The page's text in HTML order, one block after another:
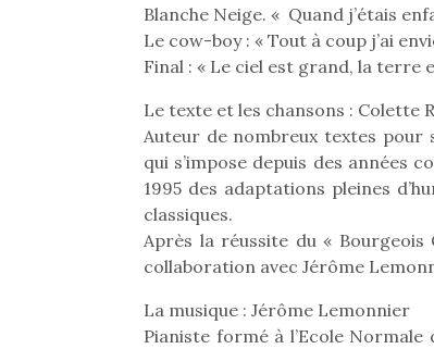
Blanche Neige. « Quand j’étais
Le cow-boy : « Tout à coup j’ai
Final : « Le ciel est grand, la terre
Le texte et les chansons : Colette
Auteur de nombreux textes pour
qui s’impose depuis des années
1995 des adaptations pleines
classiques.
Après la réussite du «
collaboration avec Jérôme
La musique : Jérôme Lemonnier
Pianiste formé à l’Ecole